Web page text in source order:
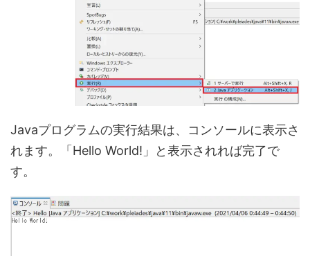
Javaプログラムの実行結果は、コンソールに表示さ
れます。「Hello World!」と表示されれば完了で
す。